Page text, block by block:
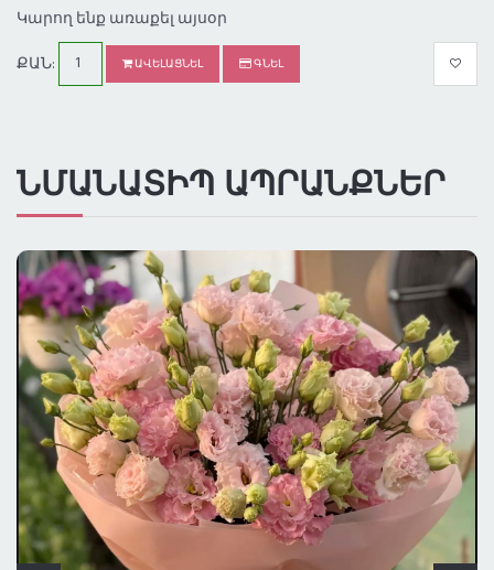
Կարող ենք առաքել այսօր
ՔԱՆ:
ԱՎԵԼԱՑՆԵԼ ԳՆԵԼ
ՆՄԱՆԱՏԻՊ ԱՊՐԱՆՔՆԵՐ